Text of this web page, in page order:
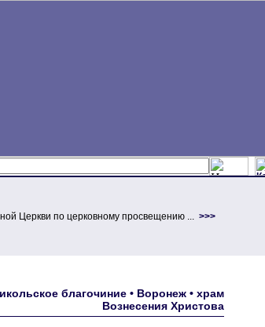
Церкви по церковному просвещению ... >>>
благочиние • Воронеж • храм
Вознесения Христова